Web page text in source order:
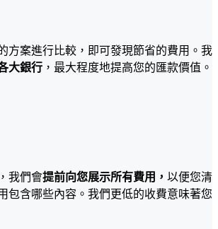
方案進行比較，即可發現節省的費用。我
大銀行 ，最大程度地提高您的匯款價值。
我們會提前向您展示所有費用， 以便您清
包含哪些內容。我們更低的收費意味著您